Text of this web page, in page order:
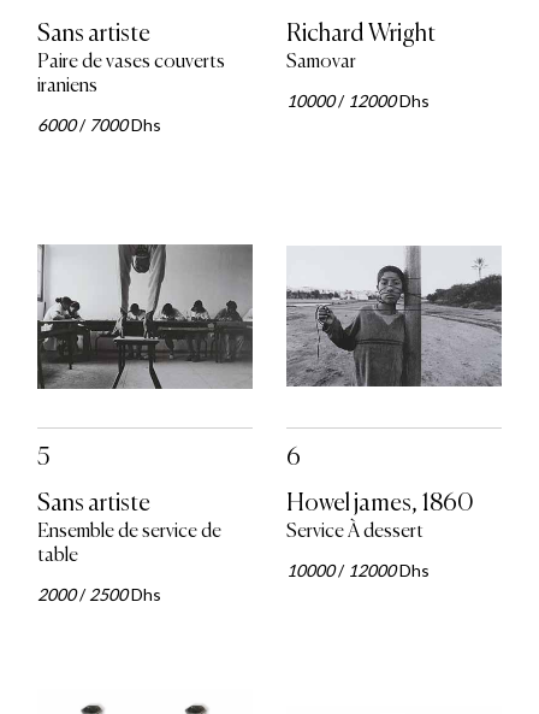
Sans artiste
Paire de vases couverts
iraniens
6000/ 7000Dhs
Richard Wright
Samovar
10000/ 12000Dhs
5
Sans artiste
Ensemble de service de
table
2000/2500Dhs
6
Howel james, 1860
Service À dessert
10000/ 12000Dhs